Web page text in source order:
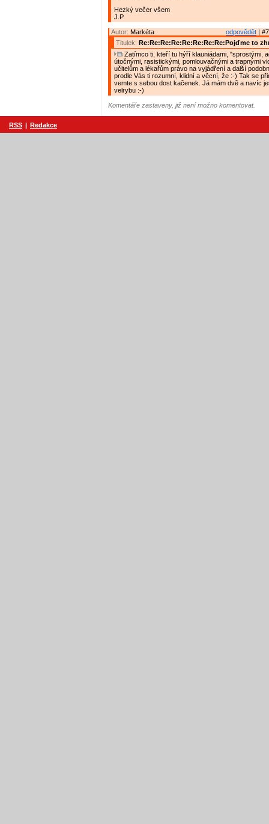
Hezký večer všem
J.P.
odpovědět |
Autor: Markéta
Titulek: Re:Re:Re:Re:Re:Re:Re:Re:Pojďme to
Zatímco ti, kteří tu hýří klauniádami, "sprostými,
útočnými, rasistickými, pomlouvačnými a trapnými
učitelům a lékařům právo na vyjádření a další
prodle Vás ti rozumní, klidní a věcní, že :-) Tak se
vemte s sebou dost kačenek. Já mám dvě a navíc
velrybu :-)
Komentáře zastaveny, již není možno komentovat.
RSS | Redakce